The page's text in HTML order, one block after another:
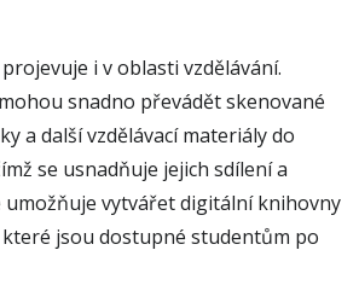
i v oblasti vzdělávání.
snadno převádět skenované
a další vzdělávací materiály do
se usnadňuje jejich sdílení a
umožňuje vytvářet digitální knihovny
jsou dostupné studentům po